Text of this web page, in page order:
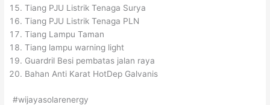
Tiang PJU Listrik Tenaga Surya
Tiang PJU Listrik Tenaga PLN
Tiang Lampu Taman
Tiang lampu warning light
Guardril Besi pembatas jalan raya
Bahan Anti Karat HotDep Galvanis
#wijayasolarenergy